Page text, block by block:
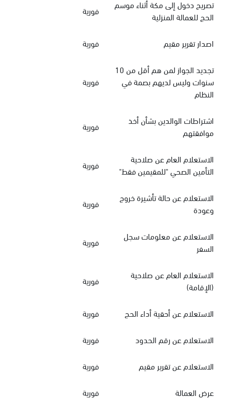
تصريح دخول إلى مكة أثناء موسم
الحج للعمالة المنزلية
فورية
اصدار تقرير مقيم
فورية
تجديد الجواز لمن هم أقل من 10
سنوات وليس لديهم بصمة في
النظام
فورية
اشتراطات الوالدين بشأن أخذ
موافقتهم
فورية
الاستعلام العام عن صلاحية
التأمين الصحي "للمقيمين فقط"
فورية
الاستعلام عن حالة تأشيرة خروج
وعودة
فورية
الاستعلام عن معلومات سجل
السفر
فورية
الاستعلام العام عن صلاحية
(الإقامة)
فورية
الاستعلام عن أحقية أداء الحج
فورية
الاستعلام عن رقم الحدود
فورية
الاستعلام عن تقرير مقيم
فورية
عرض العمالة
فورية